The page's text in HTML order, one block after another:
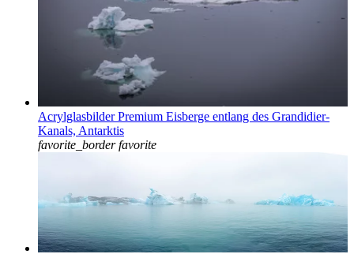
Acrylglasbilder Premium Eisberge entlang des Grandidier-
Kanals, Antarktis
favorite_border favorite